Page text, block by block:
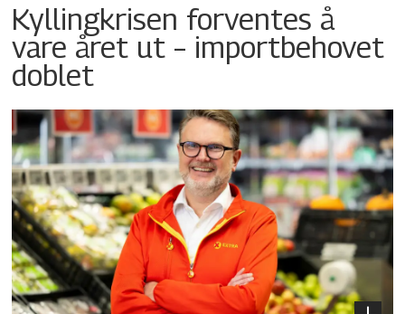
Kyllingkrisen forventes å
vare året ut – importbehovet
doblet